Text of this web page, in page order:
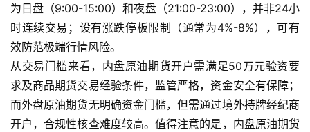
原
为日盘（9:00-15:00）和夜盘（21:00-23:00），并非24小
时连续交易；设有涨跌停板限制（通常为4%-8%），可有
效防范极端行情风险。
从交易门槛来看，内盘原油期货开户需满足50万元验资要
求及商品期货交易经验条件，监管严格，资金安全有保障；
而外盘原油期货无明确资金门槛，但需通过境外持牌经纪商
开户，合规性核查难度较高。值得注意的是，内盘原油期货